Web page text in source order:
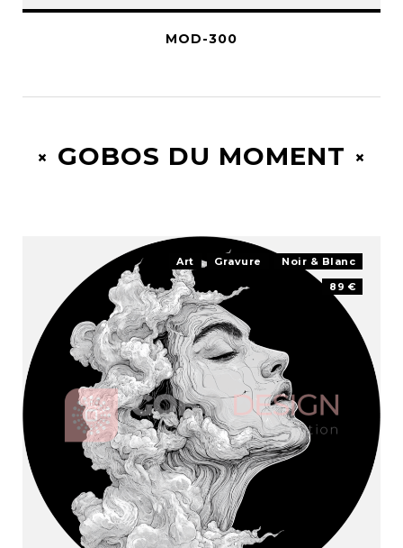
MOD-300
GOBOS DU MOMENT
Art Gravure
Noir & Blanc
89 €